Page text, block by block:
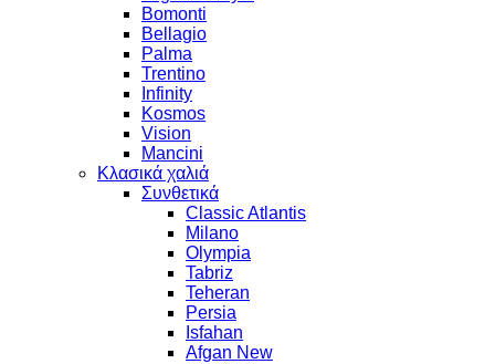
Bomonti
Bellagio
Palma
Trentino
Infinity
Kosmos
Vision
Mancini
Κλασικά χαλιά
Συνθετικά
Classic Atlantis
Milano
Olympia
Tabriz
Teheran
Persia
Isfahan
Afgan New